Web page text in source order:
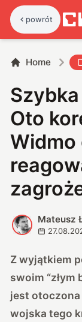
powrót
Home
Oto
Widmo
M
Mateusz
Z wyjątkiem
swoim “złym
jest otoczona
wojska tego